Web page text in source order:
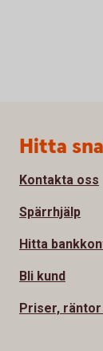
Sidfot
Hitta
Kontakta oss
Spärrhjälp
Hitta
Bli kund
Priser,